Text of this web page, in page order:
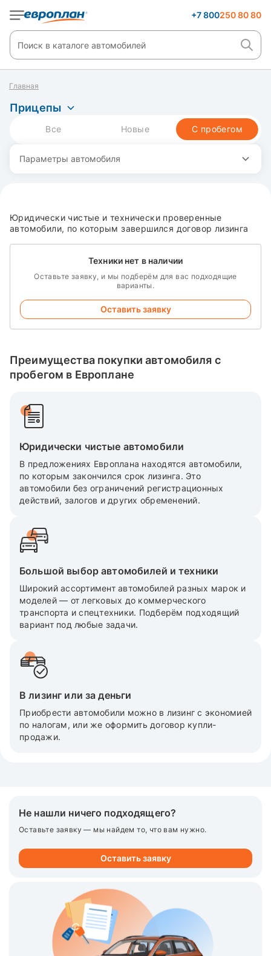
+7 800250 80 80
Главная
Прицепы
Все Новые С пробегом
Параметры автомобиля
Юридически чистые и технически проверенные
автомобили, по которым завершился договор лизинга
Техники нет в наличии
Оставьте заявку, и мы подберём для вас подходящие
варианты.
Оставить заявку
Преимущества покупки автомобиля с
пробегом в Европлане
Юридически чистые автомобили
В предложениях Европлана находятся автомобили,
по которым закончился срок лизинга. Это
автомобили без ограничений регистрационных
действий, залогов и других обременений.
Большой выбор автомобилей и техники
Широкий ассортимент автомобилей разных марок и
моделей — от легковых до коммерческого
транспорта и спецтехники. Подберём подходящий
вариант под любые задачи.
В лизинг или за деньги
Приобрести автомобили можно в лизинг с экономией
по налогам, или же оформить договор купли-
продажи.
Не нашли ничего подходящего?
Оставьте заявку — мы найдем то, что вам нужно.
Оставить заявку